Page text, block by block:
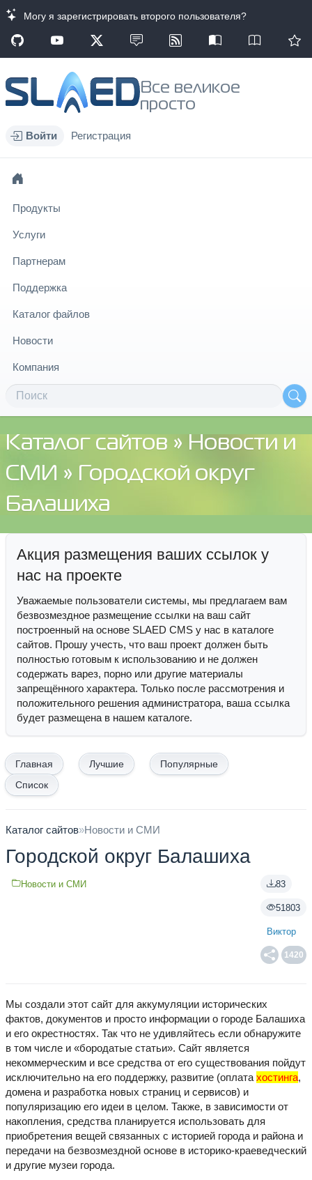
Могу я зарегистрировать второго пользователя?
Все великое
просто
Войти Регистрация
Продукты
Услуги
Партнерам
Поддержка
Каталог файлов
Новости
Компания
Каталог сайтов » Новости и
СМИ » Городской округ
Балашиха
Акция размещения ваших ссылок у
нас на проекте
Уважаемые пользователи системы, мы предлагаем вам
безвозмездное размещение ссылки на ваш сайт
построенный на основе SLAED CMS у нас в каталоге
сайтов. Прошу учесть, что ваш проект должен быть
полностью готовым к использованию и не должен
содержать варез, порно или другие материалы
запрещённого характера. Только после рассмотрения и
положительного решения администратора, ваша ссылка
будет размещена в нашем каталоге.
Главная Лучшие
Популярные
Список
Каталог сайтов»Новости и СМИ
Городской округ Балашиха
83
51803
Виктор
1420
Новости и СМИ
Мы создали этот сайт для аккумуляции исторических
фактов, документов и просто информации о городе Балашиха
и его окрестностях. Так что не удивляйтесь если обнаружите
в том числе и «бородатые статьи». Сайт является
некоммерческим и все средства от его существования пойдут
исключительно на его поддержку, развитие (оплата хостинга,
домена и разработка новых страниц и сервисов) и
популяризацию его идеи в целом. Также, в зависимости от
накопления, средства планируется использовать для
приобретения вещей связанных с историей города и района и
передачи на безвозмездной основе в историко-краеведческий
и другие музеи города.